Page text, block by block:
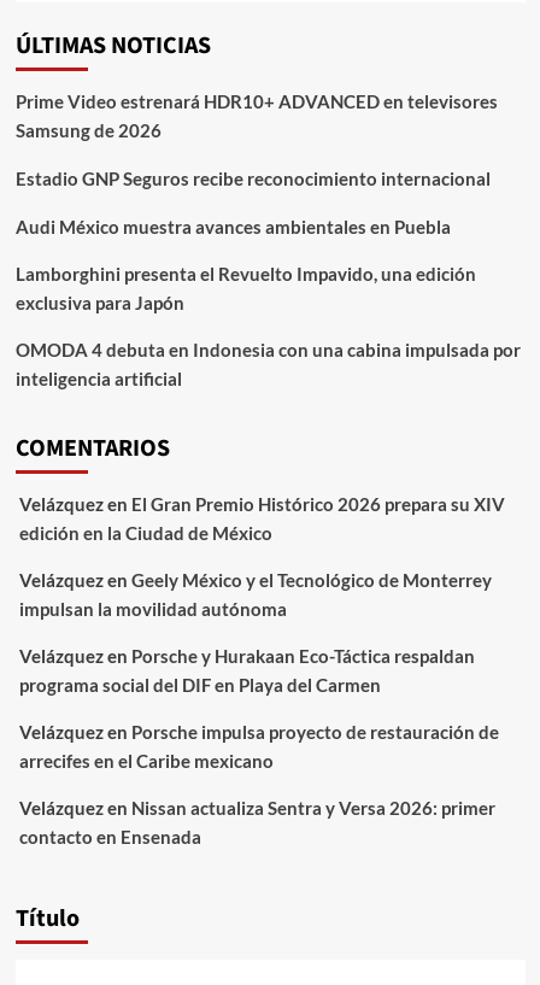
ÚLTIMAS NOTICIAS
Prime Video estrenará HDR10+ ADVANCED en televisores
Samsung de 2026
Estadio GNP Seguros recibe reconocimiento internacional
Audi México muestra avances ambientales en Puebla
Lamborghini presenta el Revuelto Impavido, una edición
exclusiva para Japón
OMODA 4 debuta en Indonesia con una cabina impulsada por
inteligencia artificial
COMENTARIOS
Velázquezen El Gran Premio Histórico 2026 prepara su XIV
edición en la Ciudad de México
Velázquezen Geely México y el Tecnológico de Monterrey
impulsan la movilidad autónoma
Velázquezen Porsche y Hurakaan Eco-Táctica respaldan
programa social del DIF en Playa del Carmen
Velázquezen Porsche impulsa proyecto de restauración de
arrecifes en el Caribe mexicano
Velázquezen Nissan actualiza Sentra y Versa 2026: primer
contacto en Ensenada
Título